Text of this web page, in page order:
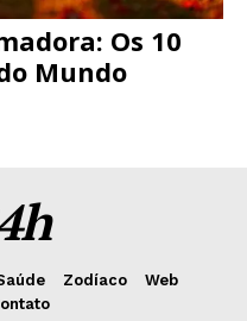
Os 10
Mundo
Zodíaco
Web